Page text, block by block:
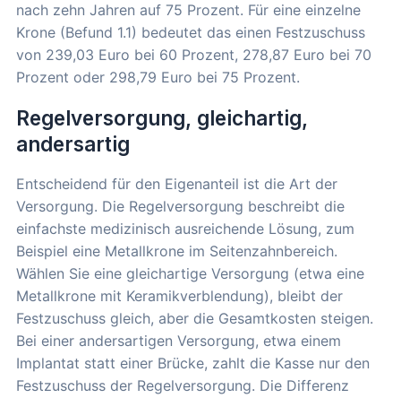
nach zehn Jahren auf 75 Prozent. Für eine einzelne
Krone (Befund 1.1) bedeutet das einen Festzuschuss
von 239,03 Euro bei 60 Prozent, 278,87 Euro bei 70
Prozent oder 298,79 Euro bei 75 Prozent.
Regelversorgung, gleichartig,
andersartig
Entscheidend für den Eigenanteil ist die Art der
Versorgung. Die Regelversorgung beschreibt die
einfachste medizinisch ausreichende Lösung, zum
Beispiel eine Metallkrone im Seitenzahnbereich.
Wählen Sie eine gleichartige Versorgung (etwa eine
Metallkrone mit Keramikverblendung), bleibt der
Festzuschuss gleich, aber die Gesamtkosten steigen.
Bei einer andersartigen Versorgung, etwa einem
Implantat statt einer Brücke, zahlt die Kasse nur den
Festzuschuss der Regelversorgung. Die Differenz